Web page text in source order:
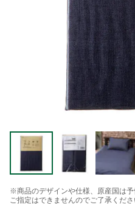
※商品のデザインや仕様、原産国は予
ご指定はできませんのでご了承くださ